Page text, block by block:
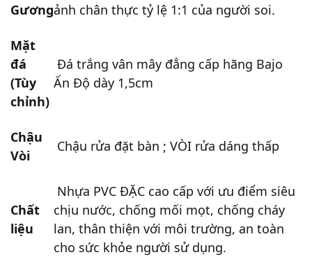
Gươngảnh chân thực tỷ lệ 1:1 của người soi.
Mặt
đá
(Tùy
chỉnh)
Đá trắng vân mây đẳng cấp hãng Bajo
Ấn Độ dày 1,5cm
Chậu
Vòi
Chậu rửa đặt bàn ; VÒI rửa dáng thấp
Chất
liệu
Nhựa PVC ĐẶC cao cấp với ưu điểm siêu
chịu nước, chống mối mọt, chống cháy
lan, thân thiện với môi trường, an toàn
cho sức khỏe người sử dụng.